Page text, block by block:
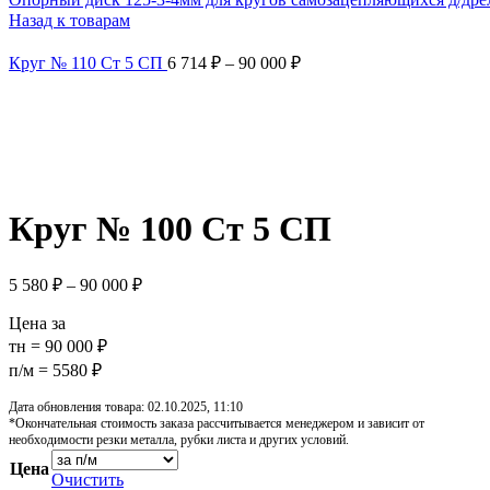
Назад к товарам
Круг № 110 Ст 5 СП 6 714 ₽ – 90 000 ₽
Круг № 100 Ст 5 СП
5 580 ₽ – 90 000 ₽
Цена за
тн = 90 000 ₽
п/м = 5580 ₽
Дата обновления товара: 02.10.2025, 11:10
*Окончательная стоимость заказа рассчитывается менеджером и зависит от
необходимости резки металла, рубки листа и других условий.
Цена
Очистить